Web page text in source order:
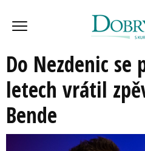
Do Nezdenic se
letech vrátil
Bende